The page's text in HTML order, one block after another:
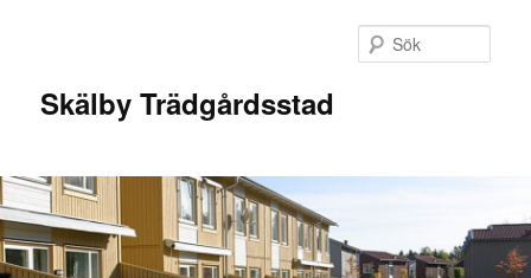
Skälby Trädgårdsstad